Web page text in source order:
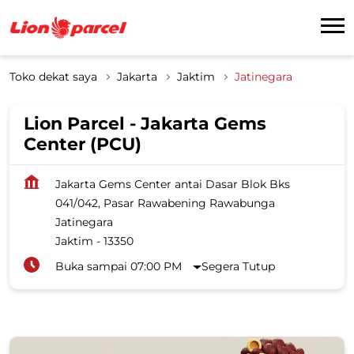
Toko dekat saya Jakarta Jaktim Jatinegara
Lion Parcel - Jakarta Gems
Center (PCU)
Jakarta Gems Center antai Dasar Blok Bks
041/042, Pasar Rawabening Rawabunga
Jatinegara
Jaktim - 13350
Buka sampai 07:00 PM
Segera Tutup